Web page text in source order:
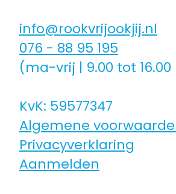
info@rookvrijookjij.nl
076 - 88 95 195
(ma-vrij | 9.00 tot
KvK: 59577347
Algemene
Privacyverklaring
Aanmelden